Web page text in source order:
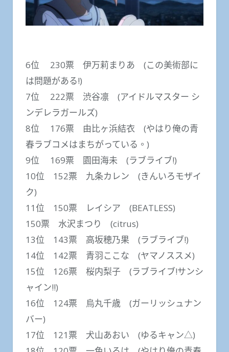
6位 230票 伊万莉まりあ (この美術部に
は問題がある!)
7位 222票 渋谷凛 (アイドルマスター シ
ンデレラガールズ)
8位 176票 由比ヶ浜結衣 (やはり俺の青
春ラブコメはまちがっている。)
9位 169票 園田海未 (ラブライブ!)
10位 152票 九条カレン (きんいろモザイ
ク)
11位 150票 レイシア (BEATLESS)
150票 水沢まつり (citrus)
13位 143票 高坂穂乃果 (ラブライブ!)
14位 142票 青羽ここな (ヤマノススメ)
15位 126票 桜内梨子 (ラブライブ!サンシ
ャイン!!)
16位 124票 烏丸千歳 (ガーリッシュナン
バー)
17位 121票 犬山あおい (ゆるキャン△)